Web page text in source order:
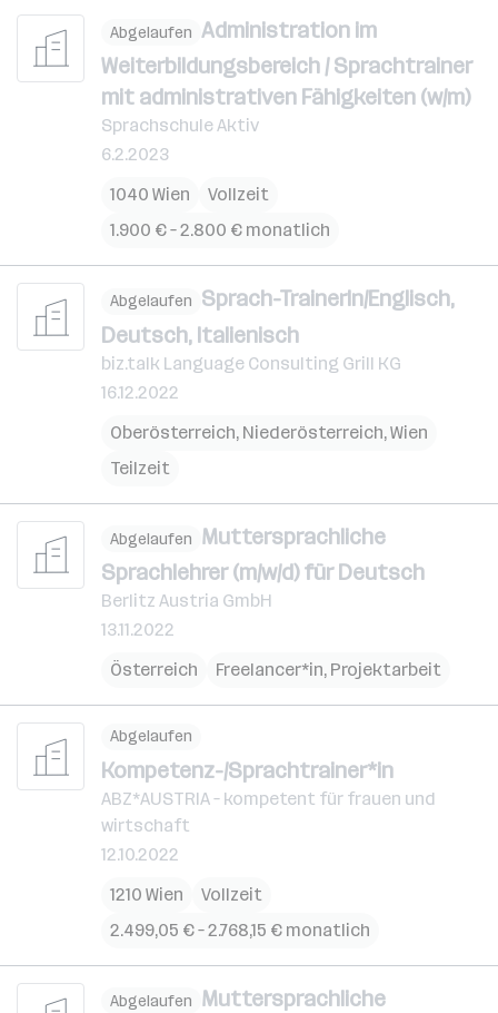
Abgelaufen Administration im
Weiterbildungsbereich / Sprachtrainer
mit administrativen Fähigkeiten (w/m)
Sprachschule Aktiv
6.2.2023
1040 Wien
Vollzeit
1.900 € – 2.800 € monatlich
Abgelaufen Sprach-TrainerIn/Englisch,
Deutsch, Italienisch
biz.talk Language Consulting Grill KG
16.12.2022
Oberösterreich, Niederösterreich,Wien
Teilzeit
Abgelaufen Muttersprachliche
Sprachlehrer (m/w/d) für Deutsch
Berlitz Austria GmbH
13.11.2022
Österreich
Freelancer*in, Projektarbeit
Abgelaufen
Kompetenz-/Sprachtrainer*in
ABZ*AUSTRIA – kompetent für frauen und
wirtschaft
12.10.2022
1210 Wien
Vollzeit
2.499,05 € – 2.768,15 € monatlich
Abgelaufen Muttersprachliche